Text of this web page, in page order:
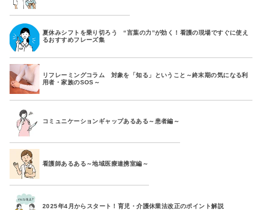
夏休みシフトを乗り切ろう “言葉の力”が効く！看護の現場ですぐに使え
るおすすめフレーズ集
リフレーミングコラム 対象を「知る」ということ～終末期の気になる利
用者・家族のSOS～
コミュニケーションギャップあるある～患者編～
看護師あるある～地域医療連携室編～
2025年4月からスタート！育児・介護休業法改正のポイント解説